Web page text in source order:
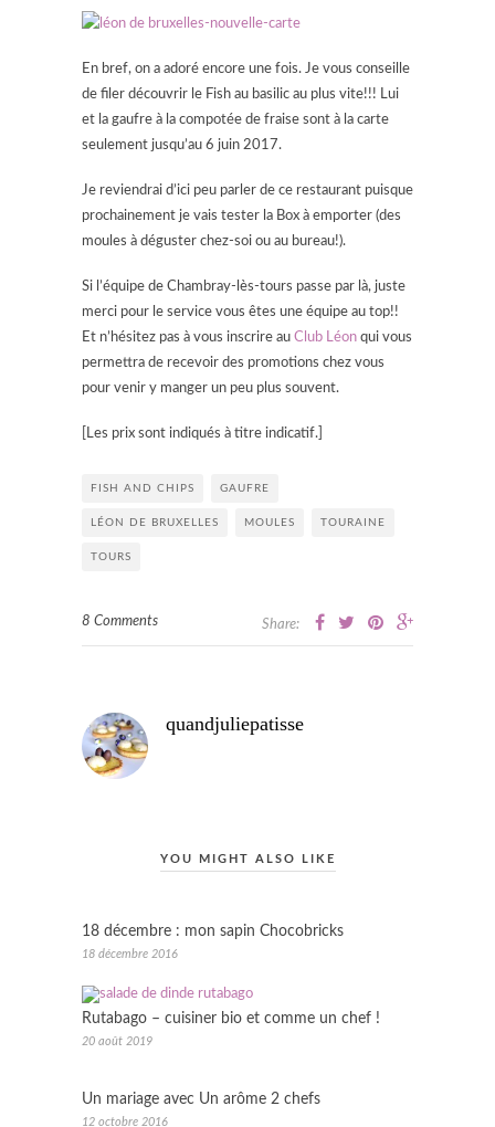
En bref, on a adoré encore une fois. Je vous conseille
de filer découvrir le Fish au basilic au plus vite!!! Lui
et la gaufre à la compotée de fraise sont à la carte
seulement jusqu’au 6 juin 2017.
Je reviendrai d’ici peu parler de ce restaurant puisque
prochainement je vais tester la Box à emporter (des
moules à déguster chez-soi ou au bureau!).
Si l’équipe de Chambray-lès-tours passe par là, juste
merci pour le service vous êtes une équipe au top!!
Et n’hésitez pas à vous inscrire au Club Léon qui vous
permettra de recevoir des promotions chez vous
pour venir y manger un peu plus souvent.
[Les prix sont indiqués à titre indicatif.]
FISH AND CHIPS GAUFRE
LÉON DE BRUXELLES MOULES TOURAINE
TOURS
8 Comments Share:
quandjuliepatisse
YOU MIGHT ALSO LIKE
18 décembre : mon sapin Chocobricks
18 décembre 2016
Rutabago – cuisiner bio et comme un chef !
20 août 2019
Un mariage avec Un arôme 2 chefs
12 octobre 2016